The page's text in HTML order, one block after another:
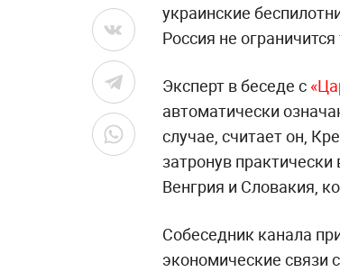
украинские
Россия не
Эксперт в беседе с
автоматически
случае, считает он,
затронув
Венгрия и Словакия,
Собеседник канала
экономические связи